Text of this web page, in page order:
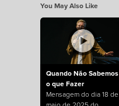
You May Also Like
Quando Não Sabemos
o que Fazer
Mensagem do dia 18 de